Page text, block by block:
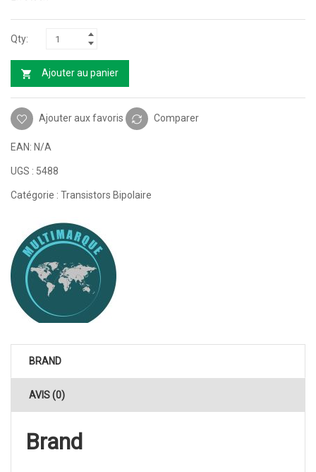
Ajouter au panier
Ajouter aux favoris Comparer
EAN: N/A
UGS : 5488
Catégorie : Transistors Bipolaire
BRAND
AVIS (0)
Brand